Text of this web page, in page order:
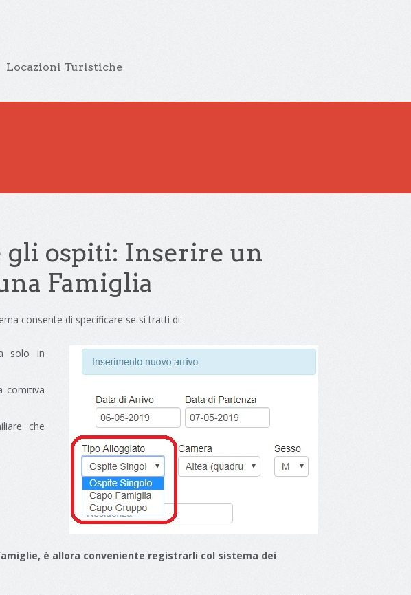
Locazioni Turistiche
gli ospiti: Inserire un
Famiglia
consente di specificare se si tratti di:
solo in
comitiva
che
è allora conveniente registrarli col sistema dei